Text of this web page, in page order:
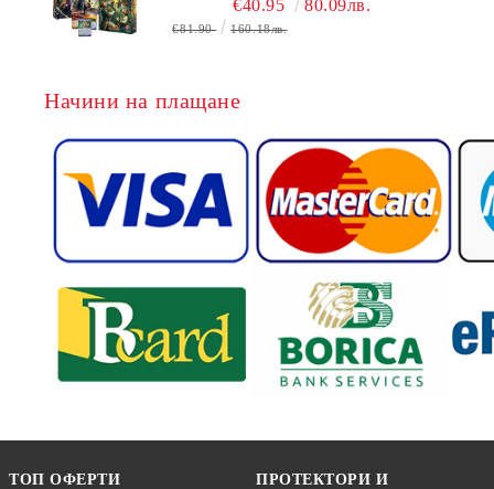
БЕЗПЛАТНО
€40.95 80.09лв.
€81.90 160.18лв.
Начини на плащане
ТОП ОФЕРТИ
ПРОТЕКТОРИ И